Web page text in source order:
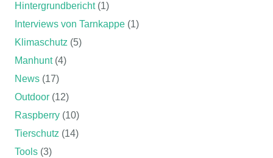
Hintergrundbericht(1)
Interviews von Tarnkappe (1)
Klimaschutz (5)
Manhunt(4)
News (17)
Outdoor (12)
Raspberry (10)
Tierschutz (14)
Tools (3)